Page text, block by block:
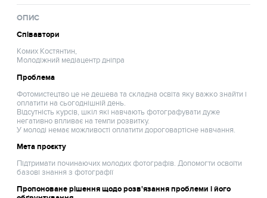
ОПИС
Співавтори
Комих Костянтин,
Молодіжний медіацентр дніпра
Проблема
Фотомистецтво це не дешева та складна освіта яку важко знайти і
оплатити на сьогоднішній день.
Відсутність курсів, шкіл які навчають фотографувати дуже
негативно впливає на темпи розвитку.
У молоді немає можливості оплатити дороговартісне навчання.
Мета проєкту
Підтримати починаючих молодих фотографів. Допомогти освоїти
базові знання з фотографії
Пропоноване рішення щодо розв'язання проблеми і його